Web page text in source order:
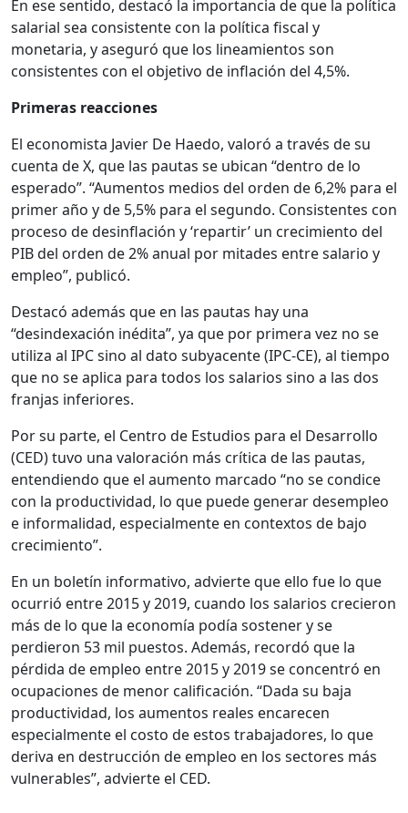
En ese sentido, destacó la importancia de que la política
salarial sea consistente con la política fiscal y
monetaria, y aseguró que los lineamientos son
consistentes con el objetivo de inflación del 4,5%.
Primeras reacciones
El economista Javier De Haedo, valoró a través de su
cuenta de X, que las pautas se ubican “dentro de lo
esperado”. “Aumentos medios del orden de 6,2% para el
primer año y de 5,5% para el segundo. Consistentes con
proceso de desinflación y ‘repartir’ un crecimiento del
PIB del orden de 2% anual por mitades entre salario y
empleo”, publicó.
Destacó además que en las pautas hay una
“desindexación inédita”, ya que por primera vez no se
utiliza al IPC sino al dato subyacente (IPC-CE), al tiempo
que no se aplica para todos los salarios sino a las dos
franjas inferiores.
Por su parte, el Centro de Estudios para el Desarrollo
(CED) tuvo una valoración más crítica de las pautas,
entendiendo que el aumento marcado “no se condice
con la productividad, lo que puede generar desempleo
e informalidad, especialmente en contextos de bajo
crecimiento”.
En un boletín informativo, advierte que ello fue lo que
ocurrió entre 2015 y 2019, cuando los salarios crecieron
más de lo que la economía podía sostener y se
perdieron 53 mil puestos. Además, recordó que la
pérdida de empleo entre 2015 y 2019 se concentró en
ocupaciones de menor calificación. “Dada su baja
productividad, los aumentos reales encarecen
especialmente el costo de estos trabajadores, lo que
deriva en destrucción de empleo en los sectores más
vulnerables”, advierte el CED.